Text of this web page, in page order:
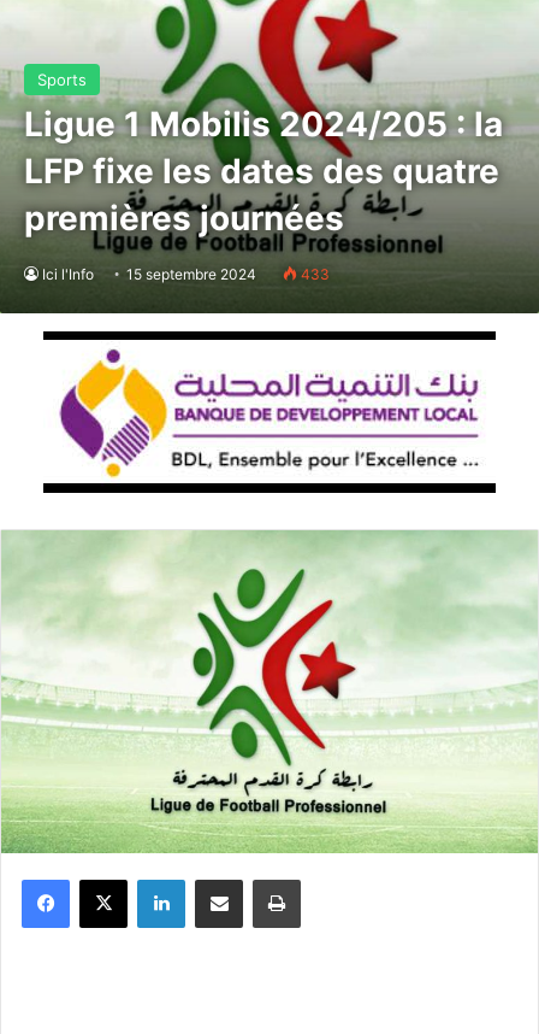
Sports
Ligue 1 Mobilis 2024/205 : la
LFP fixe les dates des quatre
premières journées
Ici l'Info 15 septembre 2024 433